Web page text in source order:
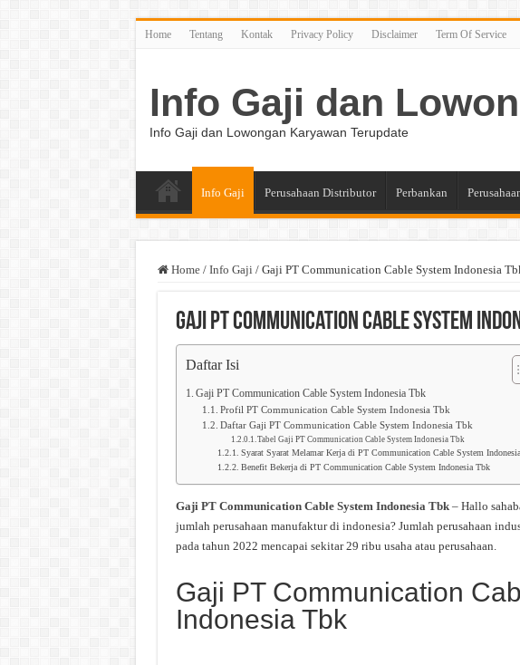
Home Tentang Kontak Privacy Policy Disclaimer Term Of Service
Info Gaji dan
Info Gaji dan Lowongan Karyawan Terupdate
Info Gaji Perusahaan Distributor Perbankan
Home / Info Gaji / Gaji PT Communication Cable System Indonesia
Gaji PT Communication Cable System
Daftar Isi
Gaji PT Communication Cable System Indonesia Tbk
Profil PT Communication Cable System Indonesia Tbk
Daftar Gaji PT Communication Cable System Indonesia Tbk
Tabel Gaji PT Communication Cable System Indonesia Tbk
Syarat Syarat Melamar Kerja di PT Communication Cable System
Benefit Bekerja di PT Communication Cable System Indonesia Tbk
Gaji PT Communication Cable System Indonesia Tbk– Hallo
jumlah perusahaan manufaktur di indonesia? Jumlah perusahaan
pada tahun 2022 mencapai sekitar 29 ribu usaha atau perusahaan.
Gaji PT Communication
Indonesia Tbk